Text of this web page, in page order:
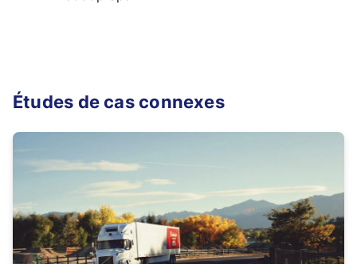
Études de cas connexes